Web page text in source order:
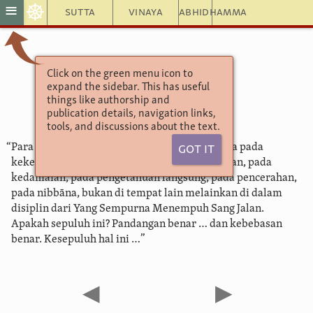
Sutta Vinaya Abhidhamma
≡ ☸
Click on the green menu icon to
expand the sidebar. This has useful
things like authorship and
publication details, navigation links,
tools, and discussions about the text.
Got It
Aṅguttara Nikāya
10.127. Ke Lima
“Para bhikkhu, sepuluh hal ini mengarah hanya pada
kekecewaan, pada kebosanan, pada pelenyapan, pada
kedamaian, pada pengetahuan langsung, pada pencerahan,
pada nibbāna, bukan di tempat lain melainkan di dalam
disiplin dari Yang Sempurna Menempuh Sang Jalan.
Apakah sepuluh ini? Pandangan benar … dan kebebasan
benar. Kesepuluh hal ini …”
◀ ▶